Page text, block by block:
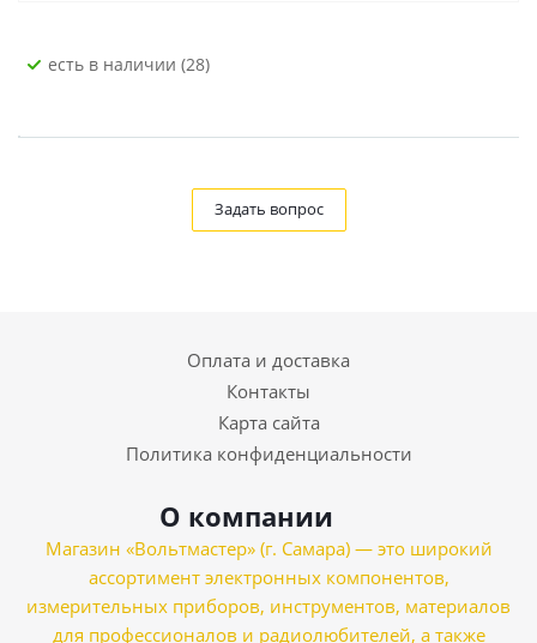
Есть в наличии (28)
Задать вопрос
Оплата и доставка
Контакты
Карта сайта
Политика конфиденциальности
О компании
Магазин «Вольтмастер» (г. Самара) — это широкий
ассортимент электронных компонентов,
измерительных приборов, инструментов, материалов
для профессионалов и радиолюбителей, а также